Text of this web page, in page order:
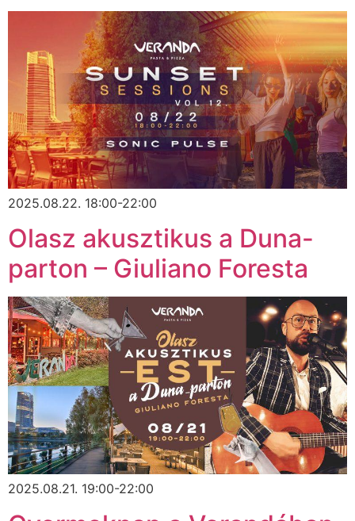
2025.08.22. 18:00-22:00
Olasz akusztikus a Duna-
parton – Giuliano Foresta
2025.08.21. 19:00-22:00